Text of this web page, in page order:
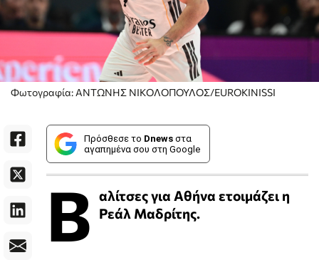
Φωτογραφία: ΑΝΤΩΝΗΣ ΝΙΚΟΛΟΠΟΥΛΟΣ/EUROKINISSI
Πρόσθεσε το Dnews στα
αγαπημένα σου στη Google
Β αλίτσες για Αθήνα ετοιμάζει η
Ρεάλ Μαδρίτης.